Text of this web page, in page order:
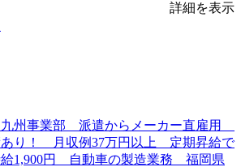
詳細を表示